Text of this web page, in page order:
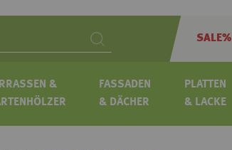
SALE%
&
FASSADEN
& DÄCHER
PLATTEN
& LACKE